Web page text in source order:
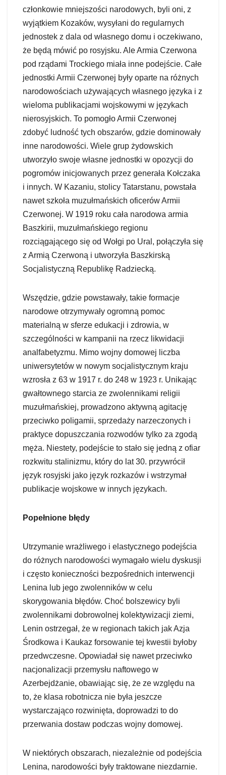
członkowie mniejszości narodowych, byli oni, z
wyjątkiem Kozaków, wysyłani do regularnych
jednostek z dala od własnego domu i oczekiwano,
że będą mówić po rosyjsku. Ale Armia Czerwona
pod rządami Trockiego miała inne podejście. Całe
jednostki Armii Czerwonej były oparte na różnych
narodowościach używających własnego języka i z
wieloma publikacjami wojskowymi w językach
nierosyjskich. To pomogło Armii Czerwonej
zdobyć ludność tych obszarów, gdzie dominowały
inne narodowości. Wiele grup żydowskich
utworzyło swoje własne jednostki w opozycji do
pogromów inicjowanych przez generała Kołczaka
i innych. W Kazaniu, stolicy Tatarstanu, powstała
nawet szkoła muzułmańskich oficerów Armii
Czerwonej. W 1919 roku cała narodowa armia
Baszkirii, muzułmańskiego regionu
rozciągającego się od Wołgi po Ural, połączyła się
z Armią Czerwoną i utworzyła Baszkirską
Socjalistyczną Republikę Radziecką.
Wszędzie, gdzie powstawały, takie formacje
narodowe otrzymywały ogromną pomoc
materialną w sferze edukacji i zdrowia, w
szczególności w kampanii na rzecz likwidacji
analfabetyzmu. Mimo wojny domowej liczba
uniwersytetów w nowym socjalistycznym kraju
wzrosła z 63 w 1917 r. do 248 w 1923 r. Unikając
gwałtownego starcia ze zwolennikami religii
muzułmańskiej, prowadzono aktywną agitację
przeciwko poligamii, sprzedaży narzeczonych i
praktyce dopuszczania rozwodów tylko za zgodą
męża. Niestety, podejście to stało się jedną z ofiar
rozkwitu stalinizmu, który do lat 30. przywrócił
język rosyjski jako język rozkazów i wstrzymał
publikacje wojskowe w innych językach.
Popełnione błędy
Utrzymanie wrażliwego i elastycznego podejścia
do różnych narodowości wymagało wielu dyskusji
i często konieczności bezpośrednich interwencji
Lenina lub jego zwolenników w celu
skorygowania błędów. Choć bolszewicy byli
zwolennikami dobrowolnej kolektywizacji ziemi,
Lenin ostrzegał, że w regionach takich jak Azja
Środkowa i Kaukaz forsowanie tej kwestii byłoby
przedwczesne. Opowiadał się nawet przeciwko
nacjonalizacji przemysłu naftowego w
Azerbejdżanie, obawiając się, że ze względu na
to, że klasa robotnicza nie była jeszcze
wystarczająco rozwinięta, doprowadzi to do
przerwania dostaw podczas wojny domowej.
W niektórych obszarach, niezależnie od podejścia
Lenina, narodowości były traktowane niezdarnie.